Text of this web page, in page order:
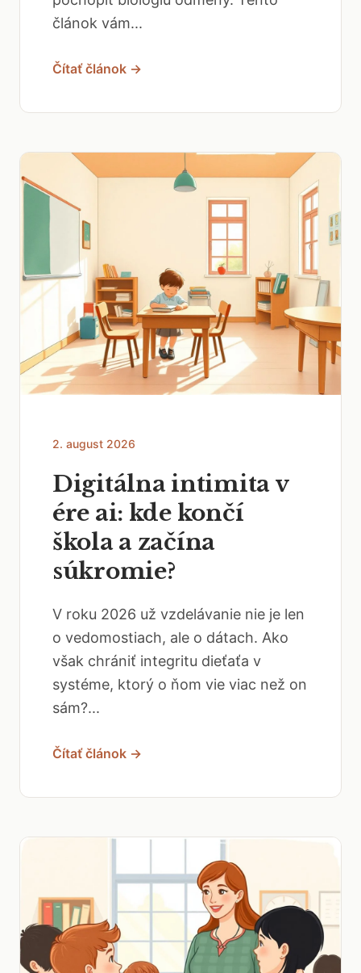
článok vám...
Čítať článok →
2. august 2026
Digitálna intimita v
ére ai: kde končí
škola a začína
súkromie?
V roku 2026 už vzdelávanie nie je len
o vedomostiach, ale o dátach. Ako
však chrániť integritu dieťaťa v
systéme, ktorý o ňom vie viac než on
sám?...
Čítať článok →